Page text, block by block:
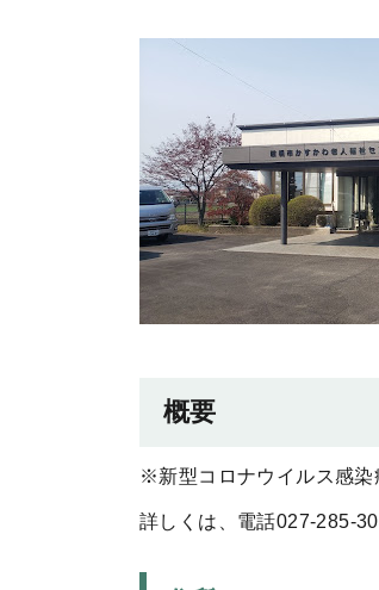
概要
※新型コロナウイルス感染
詳しくは、電話027-285-